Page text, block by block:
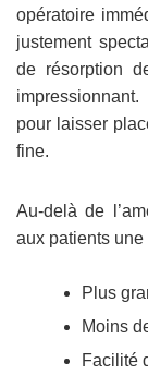
opératoire
justement
de résorption
pour laisser
fine.
Au-delà de
aux patients
Plus
Moins
Facilité